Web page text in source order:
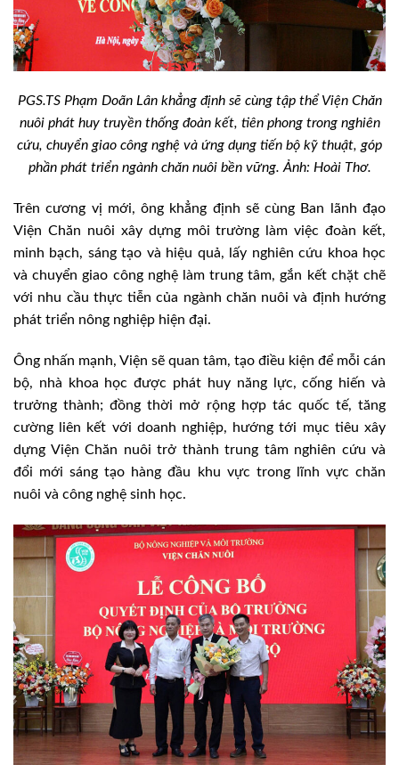
PGS.TS Phạm Doãn Lân khẳng định sẽ cùng tập thể Viện Chăn
nuôi phát huy truyền thống đoàn kết, tiên phong trong nghiên
cứu, chuyển giao công nghệ và ứng dụng tiến bộ kỹ thuật, góp
phần phát triển ngành chăn nuôi bền vững. Ảnh: Hoài Thơ.
Trên cương vị mới, ông khẳng định sẽ cùng Ban lãnh đạo
Viện Chăn nuôi xây dựng môi trường làm việc đoàn kết,
minh bạch, sáng tạo và hiệu quả, lấy nghiên cứu khoa học
và chuyển giao công nghệ làm trung tâm, gắn kết chặt chẽ
với nhu cầu thực tiễn của ngành chăn nuôi và định hướng
phát triển nông nghiệp hiện đại.
Ông nhấn mạnh, Viện sẽ quan tâm, tạo điều kiện để mỗi cán
bộ, nhà khoa học được phát huy năng lực, cống hiến và
trưởng thành; đồng thời mở rộng hợp tác quốc tế, tăng
cường liên kết với doanh nghiệp, hướng tới mục tiêu xây
dựng Viện Chăn nuôi trở thành trung tâm nghiên cứu và
đổi mới sáng tạo hàng đầu khu vực trong lĩnh vực chăn
nuôi và công nghệ sinh học.